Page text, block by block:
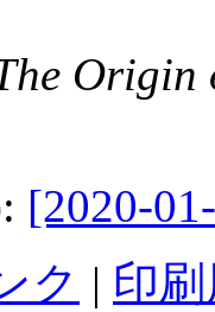
Origin
[2020-
ク | 印